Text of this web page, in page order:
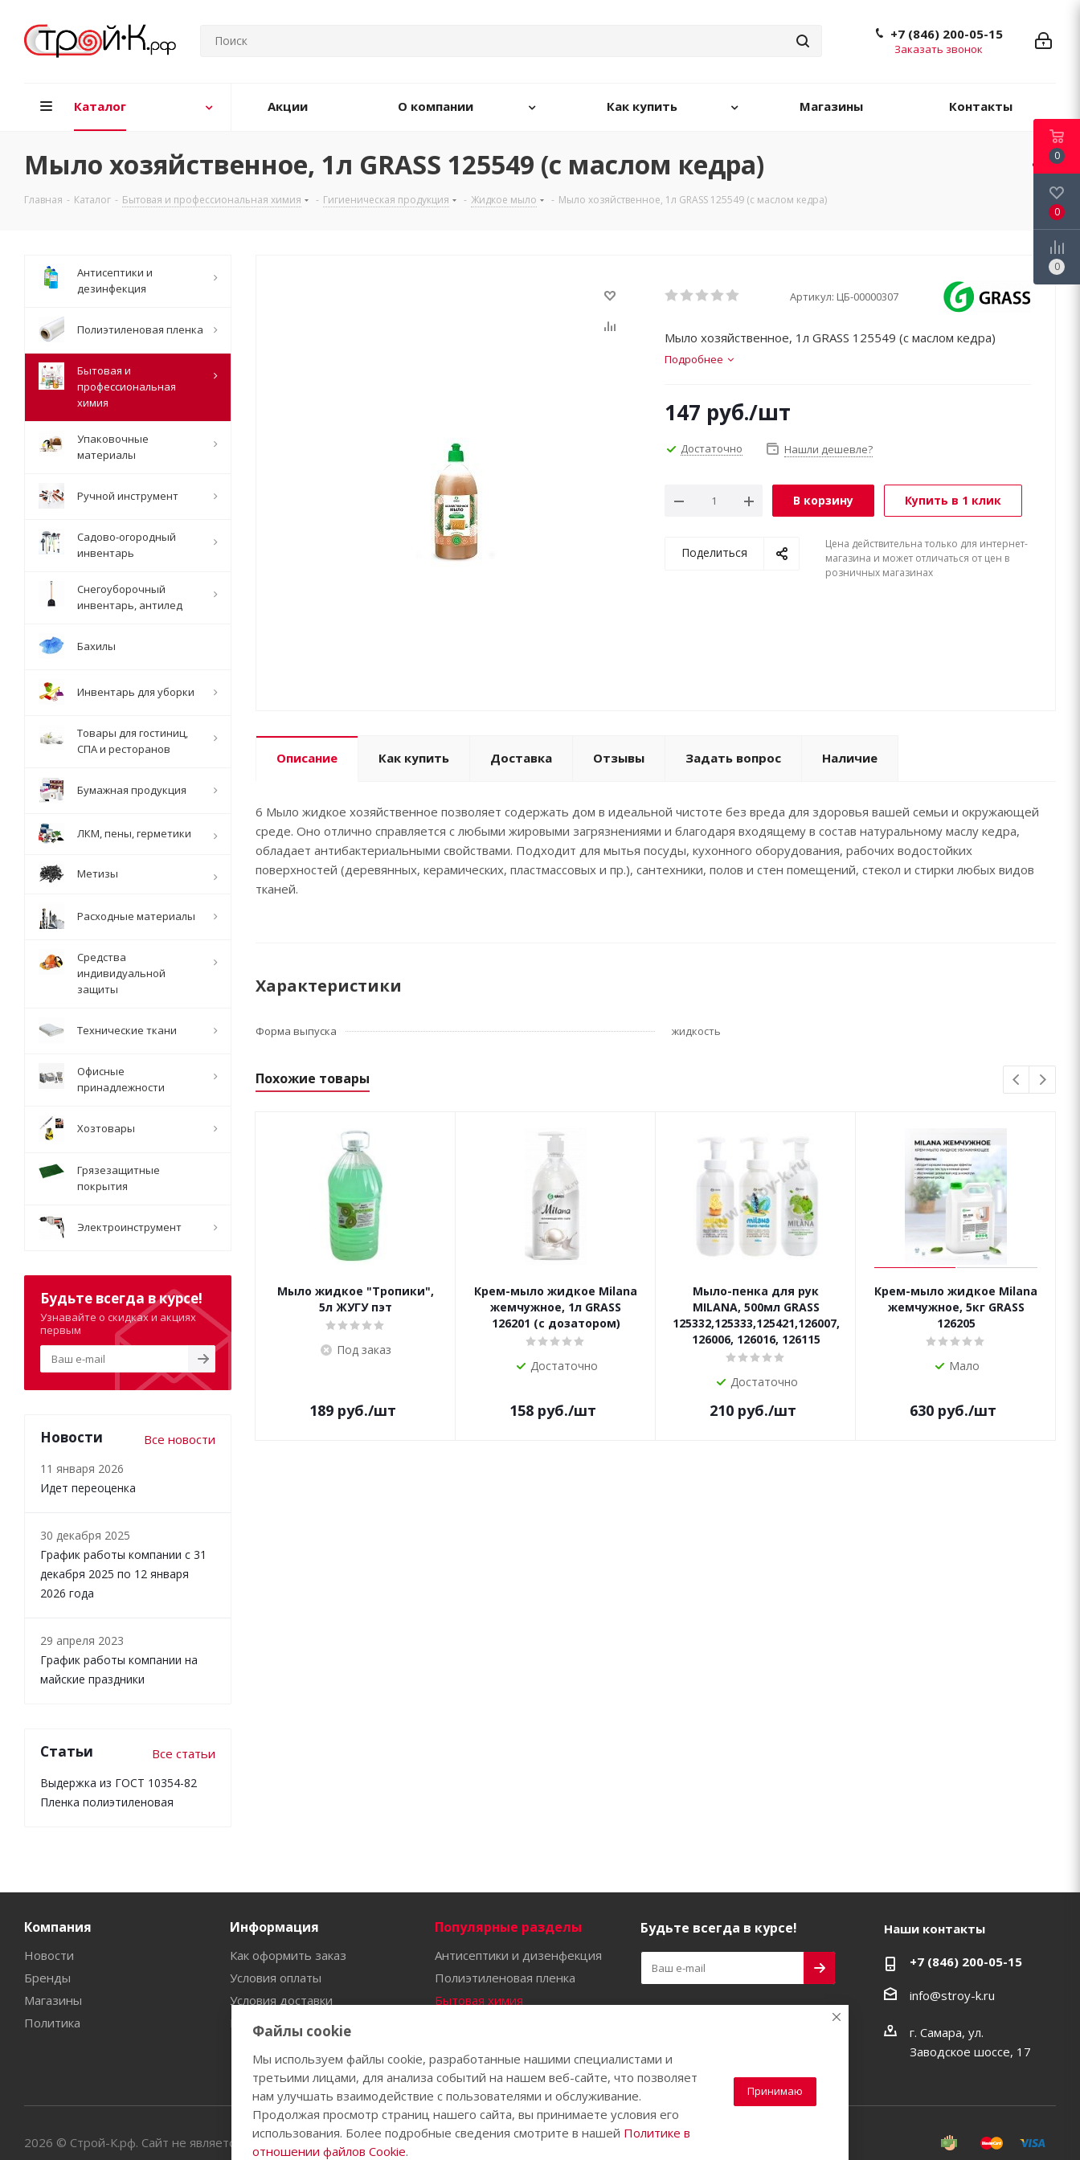
+7 (846) 200-05-15
Заказать звонок
Каталог Акции О компании Как купить Магазины Контакты
Мыло хозяйственное, 1л GRASS 125549 (с маслом кедра)
Главная - Каталог - Бытовая и профессиональная химия - Гигиеническая продукция - Жидкое мыло - Мыло хозяйственное, 1л GRASS 125549 (с маслом кедра)
Артикул: ЦБ-00000307
Мыло хозяйственное, 1л GRASS 125549 (с маслом кедра)
Подробнее
147 руб./шт
Достаточно Нашли дешевле?
В корзину Купить в 1 клик
Поделиться
Цена действительна только для интернет-
магазина и может отличаться от цен в
розничных магазинах
Описание Как купить Доставка Отзывы Задать вопрос Наличие
6 Мыло жидкое хозяйственное позволяет содержать дом в идеальной чистоте без вреда для здоровья вашей семьи и окружающей
среде. Оно отлично справляется с любыми жировыми загрязнениями и благодаря входящему в состав натуральному маслу кедра,
обладает антибактериальными свойствами. Подходит для мытья посуды, кухонного оборудования, рабочих водостойких
поверхностей (деревянных, керамических, пластмассовых и пр.), сантехники, полов и стен помещений, стекол и стирки любых видов
тканей.
Характеристики
Форма выпуска жидкость
Похожие товары
Мыло жидкое "Тропики",
5л ЖУГУ пэт
Под заказ
189 руб./шт
Крем-мыло жидкое Milana
жемчужное, 1л GRASS
126201 (с дозатором)
Достаточно
158 руб./шт
Мыло-пенка для рук
MILANA, 500мл GRASS
125332,125333,125421,126007,
126006, 126016, 126115
Достаточно
210 руб./шт
Крем-мыло жидкое Milana
жемчужное, 5кг GRASS
126205
Мало
630 руб./шт
Антисептики и
дезинфекция
Полиэтиленовая пленка
Бытовая и
профессиональная
химия
Упаковочные
материалы
Ручной инструмент
Садово-огородный
инвентарь
Снегоуборочный
инвентарь, антилед
Бахилы
Инвентарь для уборки
Товары для гостиниц,
СПА и ресторанов
Бумажная продукция
ЛКМ, пены, герметики
Метизы
Расходные материалы
Средства
индивидуальной
защиты
Технические ткани
Офисные
принадлежности
Хозтовары
Грязезащитные
покрытия
Электроинструмент
Будьте всегда в курсе!
Узнавайте о скидках и акциях
первым
Новости Все новости
11 января 2026
Идет переоценка
30 декабря 2025
График работы компании с 31
декабря 2025 по 12 января
2026 года
29 апреля 2023
График работы компании на
майские праздники
Статьи Все статьи
Выдержка из ГОСТ 10354-82
Пленка полиэтиленовая
Компания
Новости
Бренды
Магазины
Политика
Информация
Как оформить заказ
Условия оплаты
Условия доставки
Гарантия на товар
Популярные разделы
Антисептики и дизенфекция
Полиэтиленовая пленка
Бытовая химия
Бахилы
Будьте всегда в курсе! Наши контакты
+7 (846) 200-05-15
info@stroy-k.ru
г. Самара, ул.
Заводское шоссе, 17
2026 © Строй-К.рф. Сайт не является публичной офертой.
0
0
0
Файлы cookie
Мы используем файлы cookie, разработанные нашими специалистами и
третьими лицами, для анализа событий на нашем веб-сайте, что позволяет
нам улучшать взаимодействие с пользователями и обслуживание.
Продолжая просмотр страниц нашего сайта, вы принимаете условия его
использования. Более подробные сведения смотрите в нашей Политике в
отношении файлов Cookie.
Принимаю